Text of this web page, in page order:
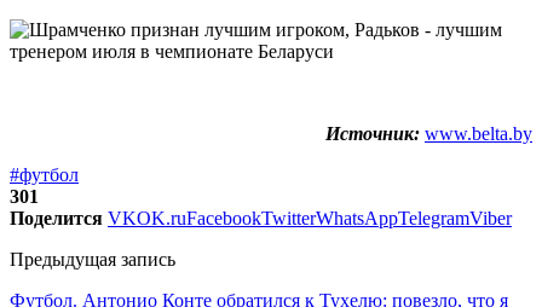
Источник: www.belta.by
#футбол
301
Поделится VKOK.ruFacebookTwitterWhatsAppTelegramViber
Предыдущая запись
Футбол. Антонио Конте обратился к Тухелю: повезло, что я